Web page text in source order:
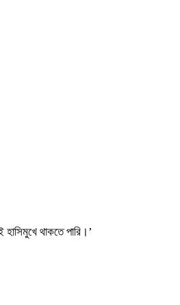
হাসিমুখে থাকতে পারি।’